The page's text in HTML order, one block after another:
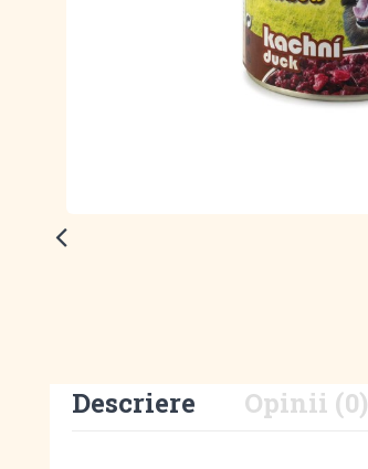
Descriere Opinii (0)